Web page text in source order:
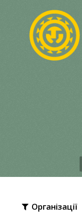
Організації